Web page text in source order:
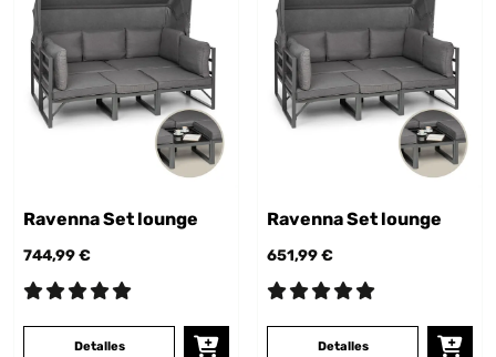
Ravenna Set lounge
744,99 €
Detalles
Ravenna Set lounge
651,99 €
Detalles